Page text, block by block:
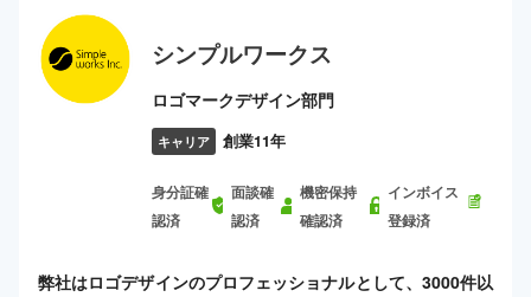
シンプルワークス
ロゴマークデザイン部門
キャリア 創業11年
身分証確
認済
面談確
認済
機密保持
確認済
インボイス
登録済
弊社はロゴデザインのプロフェッショナルとして、3000件以